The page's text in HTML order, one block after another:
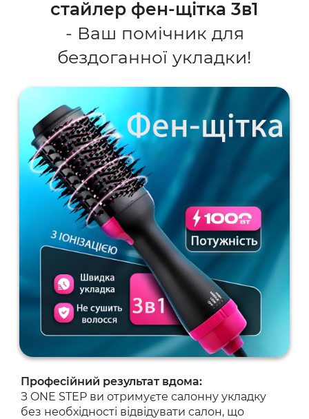
стайлер фен-щітка 3в1
- Ваш помічник для
бездоганної укладки!
Професійний результат вдома:
З ONE STEP ви отримуєте салонну укладку
без необхідності відвідувати салон, що